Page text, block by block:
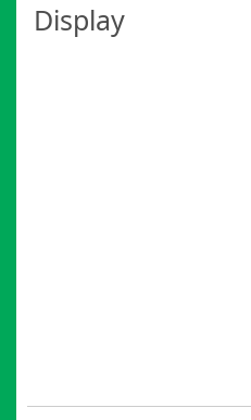
Display